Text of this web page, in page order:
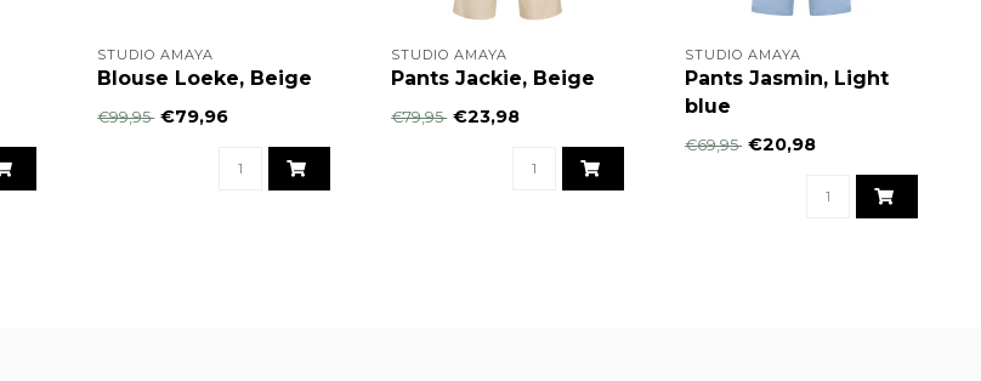
STUDIO AMAYA
Blouse Loeke, Beige
€99,95 €79,96
STUDIO AMAYA
Pants Jackie, Beige
€79,95 €23,98
STUDIO AMAYA
Pants Jasmin, Light
blue
€69,95 €20,98